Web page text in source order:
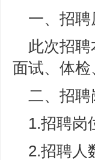
一、招聘
此次招
面试、体
二、招聘
1.招聘岗
2.招聘人